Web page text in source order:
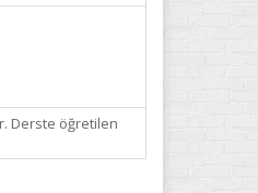
Derste öğretilen